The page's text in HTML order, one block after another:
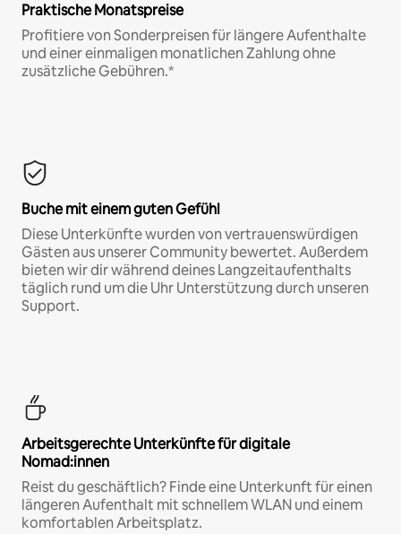
Praktische Monatspreise
Profitiere von Sonderpreisen für längere Aufenthalte
und einer einmaligen monatlichen Zahlung ohne
zusätzliche Gebühren.*
Buche mit einem guten Gefühl
Diese Unterkünfte wurden von vertrauenswürdigen
Gästen aus unserer Community bewertet. Außerdem
bieten wir dir während deines Langzeitaufenthalts
täglich rund um die Uhr Unterstützung durch unseren
Support.
Arbeitsgerechte Unterkünfte für digitale
Nomad:innen
Reist du geschäftlich? Finde eine Unterkunft für einen
längeren Aufenthalt mit schnellem WLAN und einem
komfortablen Arbeitsplatz.